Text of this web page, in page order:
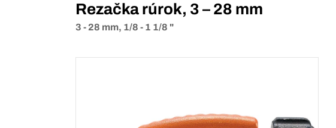
Rezačka rúrok, 3 – 28 mm
3 - 28 mm, 1/8 - 1 1/8 "